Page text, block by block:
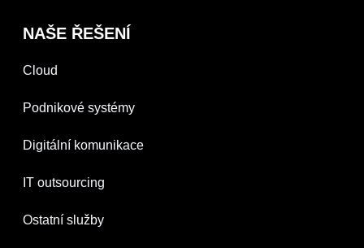
NAŠE ŘEŠENÍ
Cloud
Podnikové systémy
Digitální komunikace
IT outsourcing
Ostatní služby